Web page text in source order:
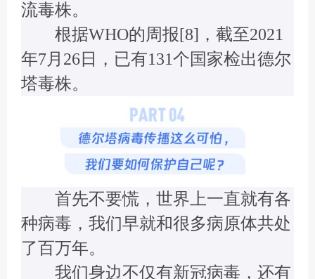
流毒株。
根据WHO的周报[8]，截至2021
年7月26日，已有131个国家检出德尔
塔毒株。
首先不要慌，世界上一直就有各
种病毒，我们早就和很多病原体共处
了百万年。
我们身边不仅有新冠病毒，还有